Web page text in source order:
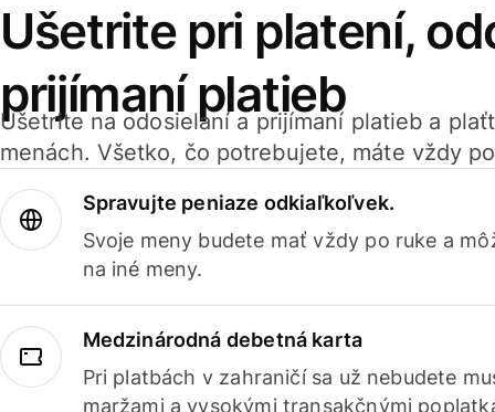
Ušetrite pri platení,
prijímaní platieb
Ušetrite na odosielaní a prijímaní platieb a
menách. Všetko, čo potrebujete, máte vždy
Spravujte peniaze odkiaľkoľvek.
Svoje meny budete mať vždy po ruke a
na iné meny.
Medzinárodná debetná karta
Pri platbách v zahraničí sa už nebudete
maržami a vysokými transakčnými